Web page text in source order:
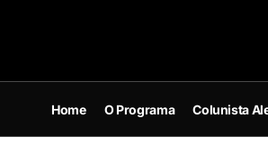
Home O Programa Colunista